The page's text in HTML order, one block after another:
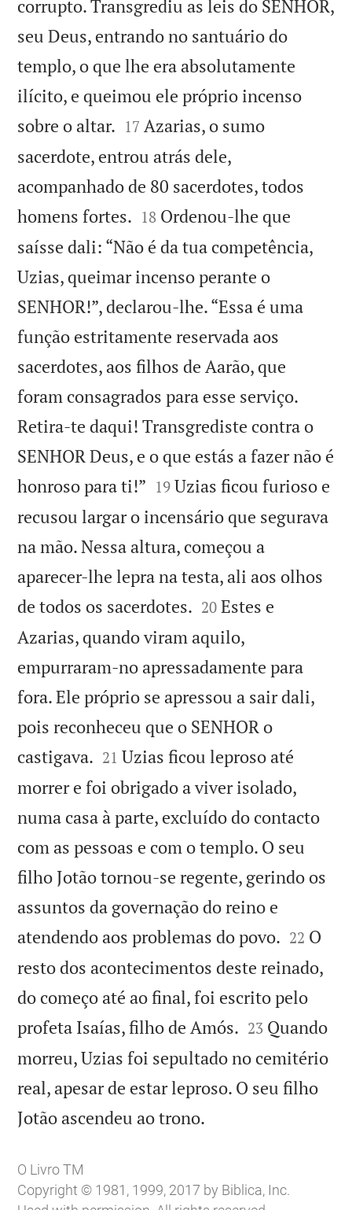
corrupto. Transgrediu as leis do SENHOR,
seu Deus, entrando no santuário do
templo, o que lhe era absolutamente
ilícito, e queimou ele próprio incenso
sobre o altar. 

17 Azarias, o sumo
sacerdote, entrou atrás dele,
acompanhado de 80 sacerdotes, todos
homens fortes. 

18 Ordenou-lhe que
saísse dali: “Não é da tua competência,
Uzias, queimar incenso perante o
SENHOR!”, declarou-lhe. “Essa é uma
função estritamente reservada aos
sacerdotes, aos filhos de Aarão, que
foram consagrados para esse serviço.
Retira-te daqui! Transgrediste contra o
SENHOR Deus, e o que estás a fazer não é
honroso para ti!” 

19 Uzias ficou furioso e
recusou largar o incensário que segurava
na mão. Nessa altura, começou a
aparecer-lhe lepra na testa, ali aos olhos
de todos os sacerdotes. 

20 Estes e
Azarias, quando viram aquilo,
empurraram-no apressadamente para
fora. Ele próprio se apressou a sair dali,
pois reconheceu que o SENHOR o
castigava. 

21 Uzias ficou leproso até
morrer e foi obrigado a viver isolado,
numa casa à parte, excluído do contacto
com as pessoas e com o templo. O seu
filho Jotão tornou-se regente, gerindo os
assuntos da governação do reino e
atendendo aos problemas do povo. 

22 O
resto dos acontecimentos deste reinado,
do começo até ao final, foi escrito pelo
profeta Isaías, filho de Amós. 

23 Quando
morreu, Uzias foi sepultado no cemitério
real, apesar de estar leproso. O seu filho
Jotão ascendeu ao trono.
O Livro TM
Copyright © 1981, 1999, 2017 by Biblica, Inc.